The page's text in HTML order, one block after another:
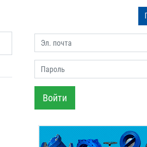
Эл. почта
Пароль
Войти